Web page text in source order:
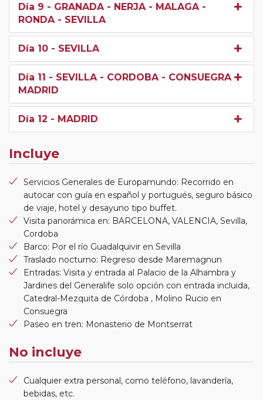
Día 9 - GRANADA - NERJA - MALAGA -
RONDA - SEVILLA
Día 10 - SEVILLA
Día 11 - SEVILLA - CORDOBA - CONSUEGRA -
MADRID
Día 12 - MADRID
Incluye
Servicios Generales de Europamundo: Recorrido en
autocar con guía en español y portugués, seguro básico
de viaje, hotel y desayuno tipo buffet.
Visita panorámica en: BARCELONA, VALENCIA, Sevilla,
Cordoba
Barco: Por el río Guadalquivir en Sevilla
Traslado nocturno: Regreso desde Maremagnun
Entradas: Visita y entrada al Palacio de la Alhambra y
Jardines del Generalife solo opción con entrada incluida,
Catedral-Mezquita de Córdoba , Molino Rucio en
Consuegra
Paseo en tren: Monasterio de Montserrat
No incluye
Cualquier extra personal, como teléfono, lavandería,
bebidas, etc.